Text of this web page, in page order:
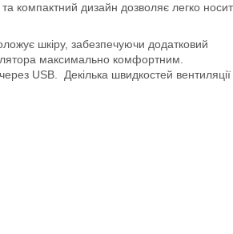
компактний дизайн дозволяє легко
шкіру, забезпечуючи додатковий
максимально комфортним.
USB. Декілька швидкостей вентиляції